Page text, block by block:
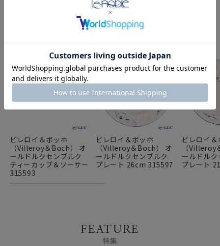
SERIES PRODUCTS
オールドルクセンブルク 商品
ビレロイ＆ボッホ
（Villeroy＆Boch） オ
ールドルクセンブルク
ティーカップ＆ソーサー
315593
ビレロイ＆ボッホ
（Villeroy＆Boch） オ
ールドルクセンブルク
プレート 26cm 315597
ビレロイ
（
ールドル
プレート
FEATURE
特集